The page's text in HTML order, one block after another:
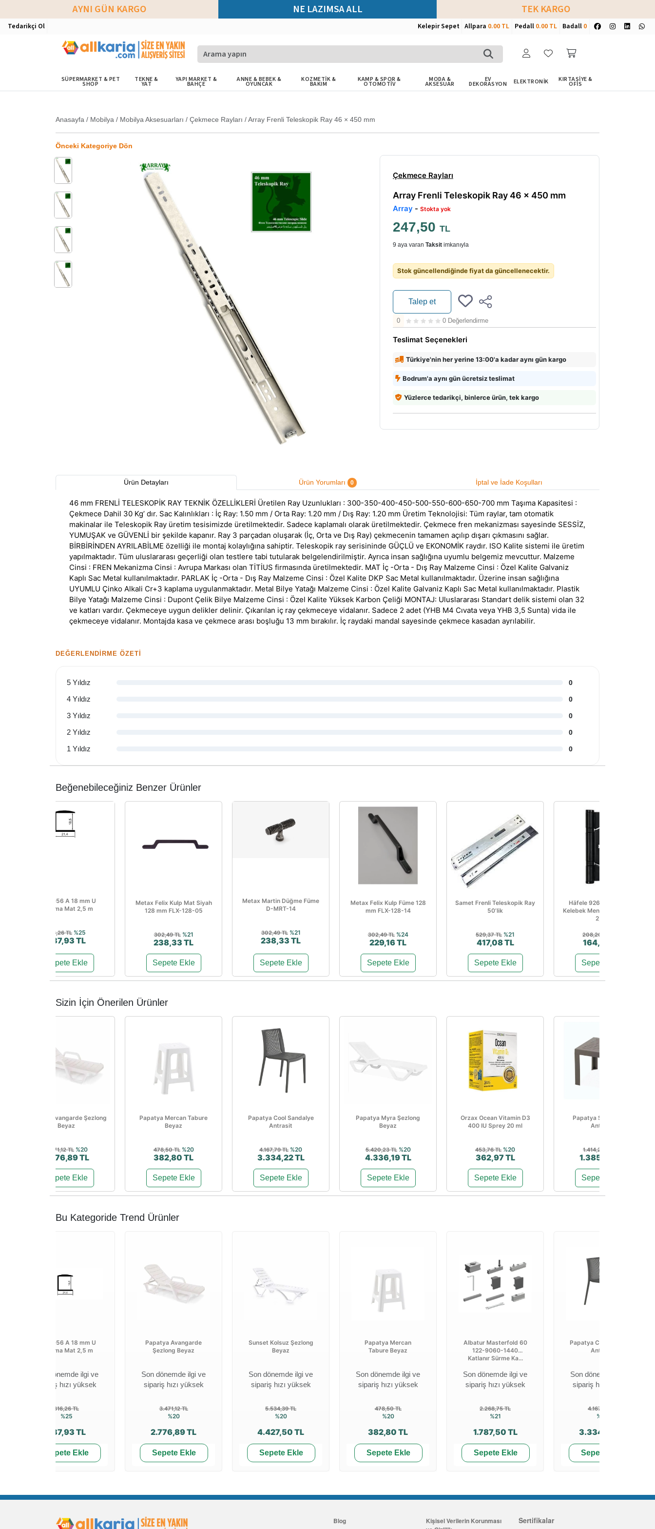
AYNI GÜN KARGO NE LAZIMSA ALL TEK KARGO
Tedarikçi Ol Kelepir Sepet Allpara 0.00 TL Pedall 0.00 TL Badall 0
SÜPERMARKET & PET
SHOP
TEKNE &
YAT
YAPI MARKET &
BAHÇE
ANNE & BEBEK &
OYUNCAK
KOZMETİK &
BAKIM
KAMP & SPOR &
OTOMOTİV
MODA &
AKSESUAR
EV
DEKORASYON ELEKTRONİK KIRTASİYE &
OFİS
Anasayfa / Mobilya / Mobilya Aksesuarları / Çekmece Rayları /Array Frenli Teleskopik Ray 46 × 450 mm
Önceki Kategoriye Dön
Çekmece Rayları
Array Frenli Teleskopik Ray 46 × 450 mm
Array - Stokta yok
247,50 TL
9 aya varan Taksit imkanıyla
Stok güncellendiğinde fiyat da güncellenecektir.
Talep et
0 0 Değerlendirme
Teslimat Seçenekleri
Türkiye'nin her yerine 13:00'a kadar aynı gün kargo
Bodrum'a aynı gün ücretsiz teslimat
Yüzlerce tedarikçi, binlerce ürün, tek kargo
Ürün Detayları Ürün Yorumları 0 İptal ve İade Koşulları
46 mm FRENLİ TELESKOPİK RAY TEKNİK ÖZELLİKLERİ Üretilen Ray Uzunlukları : 300-350-400-450-500-550-600-650-700 mm Taşıma Kapasitesi :
Çekmece Dahil 30 Kg’ dır. Sac Kalınlıkları : İç Ray: 1.50 mm / Orta Ray: 1.20 mm / Dış Ray: 1.20 mm Üretim Teknolojisi: Tüm raylar, tam otomatik
makinalar ile Teleskopik Ray üretim tesisimizde üretilmektedir. Sadece kaplamalı olarak üretilmektedir. Çekmece fren mekanizması sayesinde SESSİZ,
YUMUŞAK ve GÜVENLİ bir şekilde kapanır. Ray 3 parçadan oluşarak (İç, Orta ve Dış Ray) çekmecenin tamamen açılıp dışarı çıkmasını sağlar.
BİRBİRİNDEN AYRILABİLME özelliği ile montaj kolaylığına sahiptir. Teleskopik ray serisininde GÜÇLÜ ve EKONOMİK raydır. ISO Kalite sistemi ile üretim
yapılmaktadır. Tüm uluslararası geçerliği olan testlere tabi tutularak belgelendirilmiştir. Ayrıca insan sağlığına uyumlu belgemiz mevcuttur. Malzeme
Cinsi : FREN Mekanizma Cinsi : Avrupa Markası olan TİTİUS firmasında üretilmektedir. MAT İç -Orta - Dış Ray Malzeme Cinsi : Özel Kalite Galvaniz
Kaplı Sac Metal kullanılmaktadır. PARLAK İç -Orta - Dış Ray Malzeme Cinsi : Özel Kalite DKP Sac Metal kullanılmaktadır. Üzerine insan sağlığına
UYUMLU Çinko Alkali Cr+3 kaplama uygulanmaktadır. Metal Bilye Yatağı Malzeme Cinsi : Özel Kalite Galvaniz Kaplı Sac Metal kullanılmaktadır. Plastik
Bilye Yatağı Malzeme Cinsi : Dupont Çelik Bilye Malzeme Cinsi : Özel Kalite Yüksek Karbon Çeliği MONTAJ: Uluslararası Standart delik sistemi olan 32
ve katları vardır. Çekmeceye uygun delikler delinir. Çıkarılan iç ray çekmeceye vidalanır. Sadece 2 adet (YHB M4 Cıvata veya YHB 3,5 Sunta) vida ile
çekmeceye vidalanır. Montajda kasa ve çekmece arası boşluğu 13 mm bırakılır. İç raydaki mandal sayesinde çekmece kasadan ayrılabilir.
DEĞERLENDIRME ÖZETI
5 Yıldız 0
4 Yıldız 0
3 Yıldız 0
2 Yıldız 0
1 Yıldız 0
Beğenebileceğiniz Benzer Ürünler
MD-1056 A 18 mm U
Kapama Mat 2,5 m
316,26 TL %25
237,93 TL
Sepete Ekle
Metax Felix Kulp Mat Siyah
128 mm FLX-128-05
302,49 TL %21
238,33 TL
Sepete Ekle
Metax Martin Düğme Füme
D-MRT-14
302,49 TL %21
238,33 TL
Sepete Ekle
Metax Felix Kulp Füme 128
mm FLX-128-14
302,49 TL %24
229,16 TL
Sepete Ekle
Samet Frenli Teleskopik Ray
50’lik
529,37 TL %21
417,08 TL
Sepete Ekle
Häfele 926.60.143 Çelik
Kelebek Menteşe Mat Siyah
2,5...
208,20 TL
164,03 TL
Sepete Ekle
Sizin İçin Önerilen Ürünler
Papatya Avangarde Şezlong
Beyaz
3.471,12 TL %20
2.776,89 TL
Sepete Ekle
Papatya Mercan Tabure
Beyaz
478,50 TL %20
382,80 TL
Sepete Ekle
Papatya Cool Sandalye
Antrasit
4.167,79 TL %20
3.334,22 TL
Sepete Ekle
Papatya Myra Şezlong
Beyaz
5.420,23 TL %20
4.336,19 TL
Sepete Ekle
Orzax Ocean Vitamin D3
400 IU Sprey 20 ml
453,76 TL %20
362,97 TL
Sepete Ekle
Papatya Suda Sehpa
Antrasit
1.414,28 TL
1.385,99 TL
Sepete Ekle
Bu Kategoride Trend Ürünler
MD-1056 A 18 mm U
Kapama Mat 2,5 m
Son dönemde ilgi ve
sipariş hızı yüksek
316,26 TL
%25
237,93 TL
Sepete Ekle
Papatya Avangarde
Şezlong Beyaz
Son dönemde ilgi ve
sipariş hızı yüksek
3.471,12 TL
%20
2.776,89 TL
Sepete Ekle
Sunset Kolsuz Şezlong
Beyaz
Son dönemde ilgi ve
sipariş hızı yüksek
5.534,39 TL
%20
4.427,50 TL
Sepete Ekle
Papatya Mercan
Tabure Beyaz
Son dönemde ilgi ve
sipariş hızı yüksek
478,50 TL
%20
382,80 TL
Sepete Ekle
Albatur Masterfold 60
122-9060-1440
Katlanır Sürme Ka...
Son dönemde ilgi ve
sipariş hızı yüksek
2.268,75 TL
%21
1.787,50 TL
Sepete Ekle
Papatya Cool Sandalye
Antrasit
Son dönemde ilgi ve
sipariş hızı yüksek
4.167,79 TL
%20
3.334,22 TL
Sepete Ekle
Blog
Kişisel Verilerin Korunması
Sertifikalar